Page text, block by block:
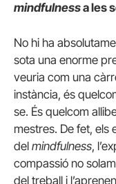
mindfulnessa les
No hi ha
sota una enorme
veuria com una
instància, és
se. És quelcom
mestres. De fet, els
del mindfulness,
compassió no
del treball i